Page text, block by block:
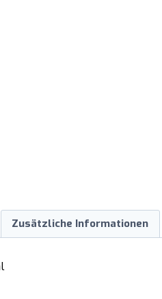
Zusätzliche Informationen